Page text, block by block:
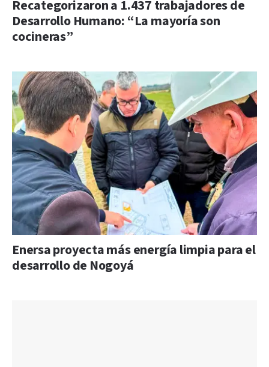
Recategorizaron a 1.437 trabajadores de
Desarrollo Humano: “La mayoría son
cocineras”
Enersa proyecta más energía limpia para el
desarrollo de Nogoyá